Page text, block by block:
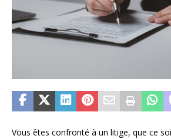
Vous êtes confronté à un litige, que ce